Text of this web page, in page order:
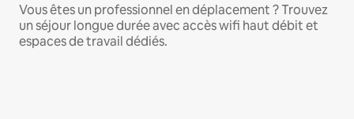
Vous êtes un professionnel en déplacement ? Trouvez
un séjour longue durée avec accès wifi haut débit et
espaces de travail dédiés.